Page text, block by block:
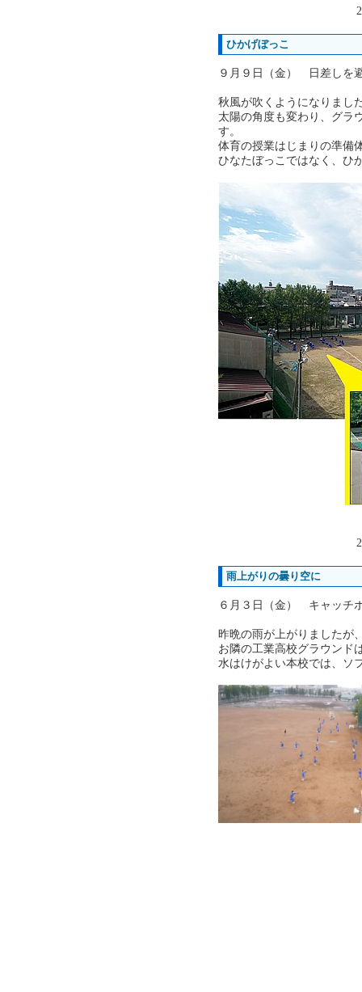
ひかげぼっこ
９月９日（金） 日差しを
秋風が吹くようになりまし
太陽の角度も変わり、グラ
す。
体育の授業はじまりの準備
ひなたぼっこではなく、ひ
雨上がりの曇り空に
６月３日（金） キャッチ
昨晩の雨が上がりましたが
お隣の工業高校グラウンド
水はけがよい本校では、ソ